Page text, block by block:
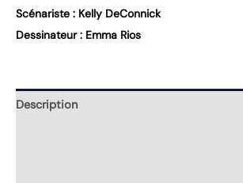
Scénariste : Kelly DeConnick
Dessinateur : Emma Rios
Description